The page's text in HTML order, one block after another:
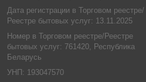
Дата регистрации в Торговом реестре/
Реестре бытовых услуг: 13.11.2025
Номер в Торговом реестре/Реестре
бытовых услуг: 761420, Республика
Беларусь
УНП: 193047570